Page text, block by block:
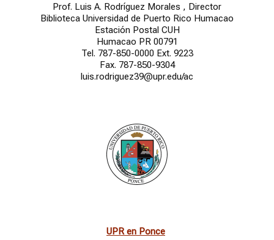
Prof. Luis A. Rodríguez Morales , Director
Biblioteca Universidad de Puerto Rico Humacao
Estación Postal CUH
Humacao PR 00791
Tel. 787-850-0000 Ext. 9223
Fax. 787-850-9304
luis.rodriguez39@upr.edu/ac
UPR en Ponce